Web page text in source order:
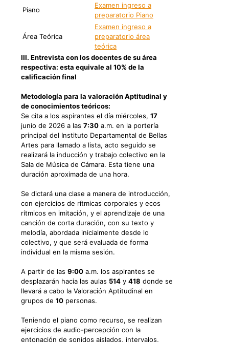
Piano
Examen ingreso a
preparatorio Piano
Área Teórica
Examen ingreso a
preparatorio área
teórica
III. Entrevista con los docentes de su área
respectiva: esta equivale al 10% de la
calificación final
Metodología para la valoración Aptitudinal y
de conocimientos teóricos:
Se cita a los aspirantes el día miércoles, 17
junio de 2026 a las 7:30 a.m. en la portería
principal del Instituto Departamental de Bellas
Artes para llamado a lista, acto seguido se
realizará la inducción y trabajo colectivo en la
Sala de Música de Cámara. Esta tiene una
duración aproximada de una hora.
Se dictará una clase a manera de introducción,
con ejercicios de rítmicas corporales y ecos
rítmicos en imitación, y el aprendizaje de una
canción de corta duración, con su texto y
melodía, abordada inicialmente desde lo
colectivo, y que será evaluada de forma
individual en la misma sesión.
A partir de las 9:00 a.m. los aspirantes se
desplazarán hacia las aulas 514 y 418 donde se
llevará a cabo la Valoración Aptitudinal en
grupos de 10 personas.
Teniendo el piano como recurso, se realizan
ejercicios de audio-percepción con la
entonación de sonidos aislados, intervalos,